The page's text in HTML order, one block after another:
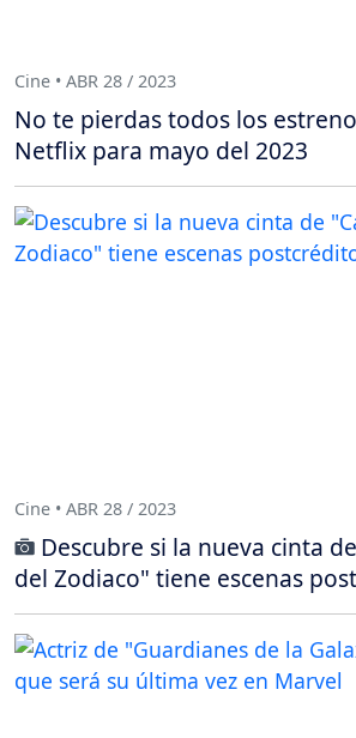
Cine • ABR 28 / 2023
No te pierdas todos los
Netflix para mayo del 2023
Cine • ABR 28 / 2023
Descubre si la nueva cinta
del Zodiaco" tiene escenas